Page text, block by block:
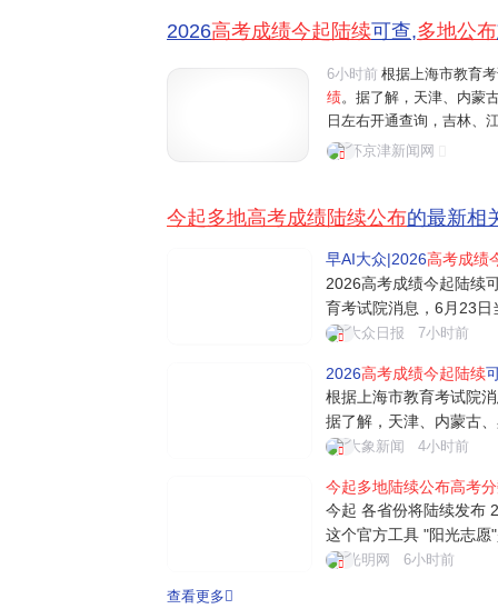
2026高考成绩今起陆续可查,多地公布
6小时前 根据上海市教育
绩。据了解，天津、内蒙
日左右开通查询，吉林、
外，多地已陆续公布
环京津新闻网
今起多地高考成绩陆续公布的最新相
早AI大众|2026高考成绩
2026高考成绩今起陆续
育考试院消息，6月23
津、内蒙古、黑龙江等
地已陆续公布志愿填报
大众日报 7小时前
2026高考成绩今起陆续
根据上海市教育考试院
据了解，天津、内蒙古
4日左右开通查询，吉林
起可查高考成绩 各地查
考试院...
大象新闻 4小时前
今起多地陆续公布高考
今起 各省份将陆续发布
这个官方工具 "阳光志愿
填报信息服务系统，依
光明网 6小时前
查看更多